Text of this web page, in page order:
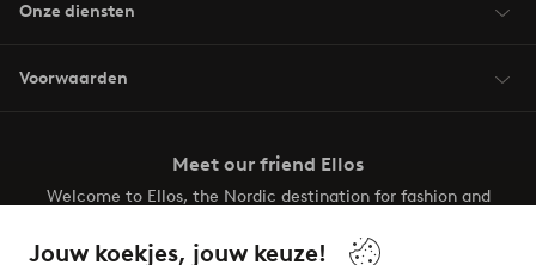
Jouw koekjes, jouw keuze!
Onze diensten
Voorwaarden
Meet our friend Ellos
Welcome to Ellos, the Nordic destination for fashion and
your wardrobe. Your next inspiring look is here!